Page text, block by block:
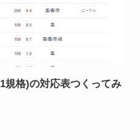
規格)の対応表つくってみ